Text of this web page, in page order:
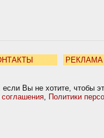
Вы не хотите, чтобы
соглашения, Политики